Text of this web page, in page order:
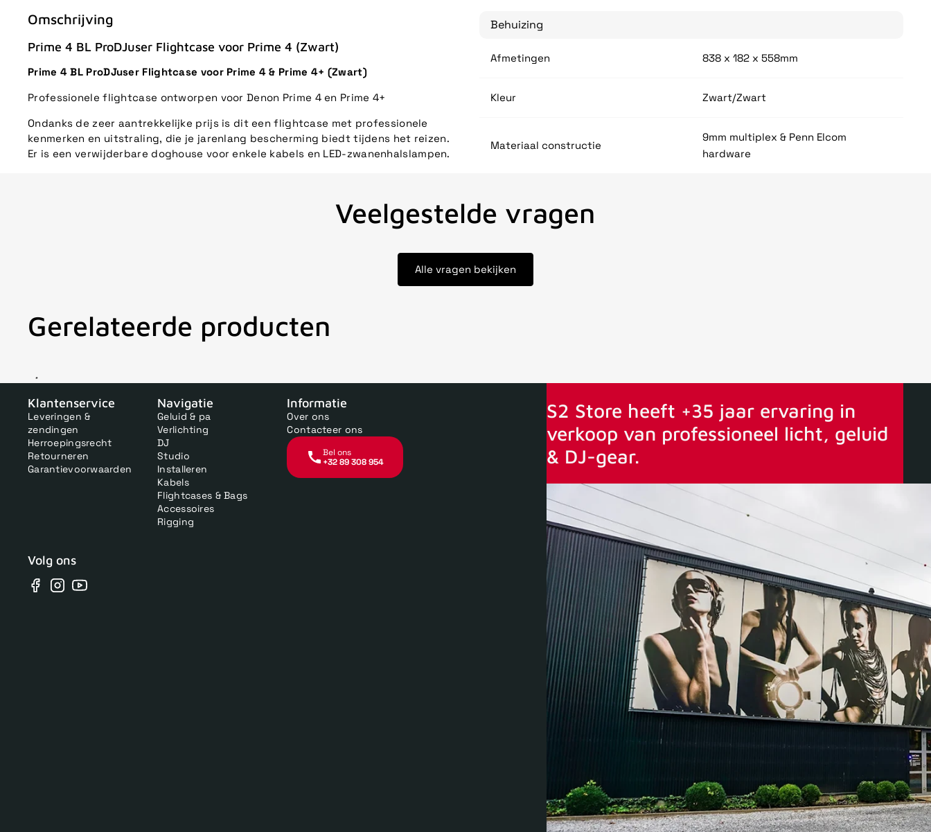
Omschrijving
Prime 4 BL ProDJuser Flightcase voor Prime 4 (Zwart)
Prime 4 BL ProDJuser Flightcase voor Prime 4 & Prime 4+ (Zwart)
Professionele flightcase ontworpen voor Denon Prime 4 en Prime 4+
Ondanks de zeer aantrekkelijke prijs is dit een flightcase met professionele
kenmerken en uitstraling, die je jarenlang bescherming biedt tijdens het reizen.
Er is een verwijderbare doghouse voor enkele kabels en LED-zwanenhalslampen.
Behuizing
Afmetingen 838 x 182 x 558mm
Kleur Zwart/Zwart
Materiaal constructie
9mm multiplex & Penn Elcom
hardware
Veelgestelde vragen
Alle vragen bekijken
Gerelateerde producten
Voor 15uur besteld, zelfde dag verstuurd Echte winkel +35 jaar ervaring Vanaf 75€ gratis verstuurd
Klantenservice
Leveringen &
zendingen
Herroepingsrecht
Retourneren
Garantievoorwaarden
Navigatie
Geluid & pa
Verlichting
DJ
Studio
Installeren
Kabels
Flightcases & Bags
Accessoires
Rigging
Informatie
Over ons
Contacteer ons
Bel ons
+32 89 308 954
Volg ons
Facebook
Instagram
YouTube
S2 Store heeft +35 jaar ervaring in
verkoop van professioneel licht, geluid
& DJ-gear.